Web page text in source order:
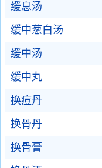
缓息汤
缓中葱白汤
缓中汤
缓中丸
换痘丹
换骨丹
换骨膏